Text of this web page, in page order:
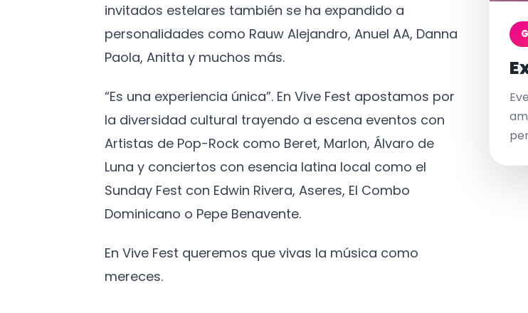
invitados estelares también se ha expandido a
personalidades como Rauw Alejandro, Anuel AA, Danna
Paola, Anitta y muchos más.
“Es una experiencia única”. En Vive Fest apostamos por
la diversidad cultural trayendo a escena eventos con
Artistas de Pop-Rock como Beret, Marlon, Álvaro de
Luna y conciertos con esencia latina local como el
Sunday Fest con Edwin Rivera, Aseres, El Combo
Dominicano o Pepe Benavente.
En Vive Fest queremos que vivas la música como
mereces.